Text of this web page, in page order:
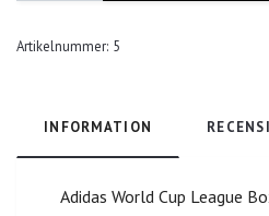
Artikelnummer: 5
INFORMATION
Adidas World Cup League